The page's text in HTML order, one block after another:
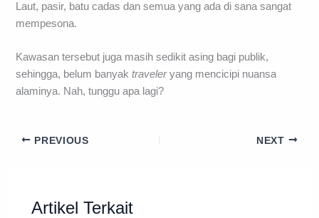
Laut, pasir, batu cadas dan semua yang ada di sana sangat
mempesona.
Kawasan tersebut juga masih sedikit asing bagi publik,
sehingga, belum banyaktraveleryang mencicipi nuansa
alaminya. Nah, tunggu apa lagi?
PREVIOUS NEXT
Artikel Terkait